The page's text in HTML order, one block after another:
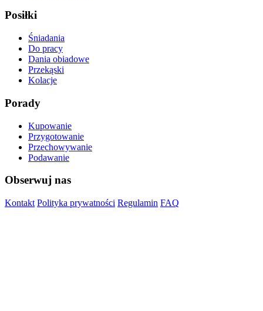
Posiłki
Śniadania
Do pracy
Dania obiadowe
Przekąski
Kolacje
Porady
Kupowanie
Przygotowanie
Przechowywanie
Podawanie
Obserwuj nas
Kontakt Polityka prywatności Regulamin FAQ